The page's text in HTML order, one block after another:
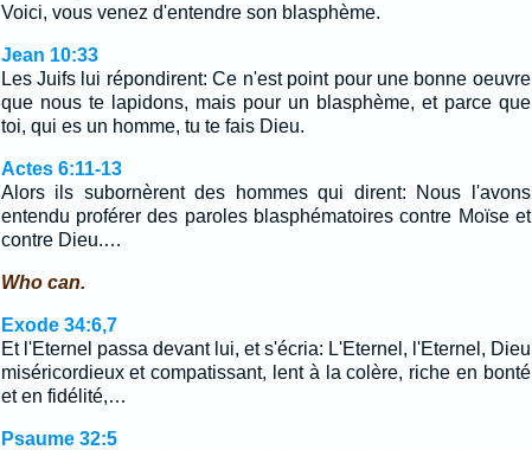
Voici, vous venez d'entendre son blasphème.
Jean 10:33
Les Juifs lui répondirent: Ce n'est point pour une bonne oeuvre
que nous te lapidons, mais pour un blasphème, et parce que
toi, qui es un homme, tu te fais Dieu.
Actes 6:11-13
Alors ils subornèrent des hommes qui dirent: Nous l'avons
entendu proférer des paroles blasphématoires contre Moïse et
contre Dieu.…
Who can.
Exode 34:6,7
Et l'Eternel passa devant lui, et s'écria: L'Eternel, l'Eternel, Dieu
miséricordieux et compatissant, lent à la colère, riche en bonté
et en fidélité,…
Psaume 32:5